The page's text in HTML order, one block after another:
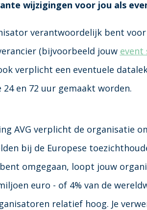
wijzigingen voor jou als
verantwoordelijk bent voor
(bijvoorbeeld jouw event
verplicht een eventuele
en 72 uur gemaakt worden.
AVG verplicht de organisatie
bij de Europese
omgegaan, loopt jouw
euro - of 4% van de
relatief hoog. Je